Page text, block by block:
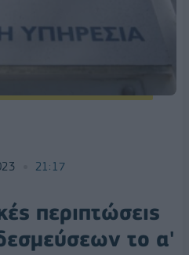
21:17
περιπτώσεις
το α'